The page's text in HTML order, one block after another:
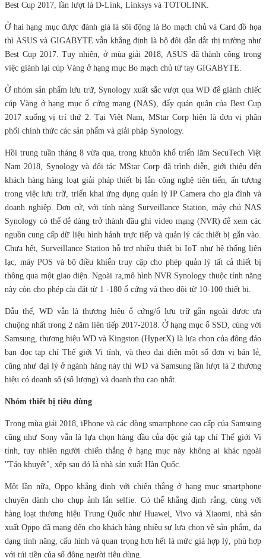
Best Cup 2017, lần lượt là D-Link, Linksys và TOTOLINK.
Ở hai hạng mục được đánh giá là sôi động là Bo mạch chủ và Card đồ họa
thì ASUS và GIGABYTE vẫn khẳng định là bộ đôi dẫn dắt thị trường như
Best Cup 2017. Tuy nhiên, ở mùa giải 2018, ASUS đã thành công trong
việc giành lại cúp Vàng ở hạng mục Bo mạch chủ từ tay GIGABYTE.
Ở nhóm sản phẩm lưu trữ, Synology xuất sắc vượt qua WD để giành chiếc
cúp Vàng ở hạng mục ổ cứng mạng (NAS), đẩy quán quân của Best Cup
2017 xuống vị trí thứ 2. Tại Việt Nam, MStar Corp hiện là đơn vị phân
phối chính thức các sản phẩm và giải pháp Synology.
Hồi trung tuần tháng 8 vừa qua, trong khuôn khổ triển lãm SecuTech Việt
Nam 2018, Synology và đối tác MStar Corp đã trình diễn, giới thiệu đến
khách hàng hàng loạt giải pháp thiết bị lẫn công nghệ tiên tiến, ấn tượng
trong việc lưu trữ, triển khai ứng dụng quản lý IP Camera cho gia đình và
doanh nghiệp. Đơn cử, với tính năng Surveillance Station, máy chủ NAS
Synology có thể dễ dàng trở thành đầu ghi video mạng (NVR) để xem các
nguồn cung cấp dữ liệu hình hảnh trực tiếp và quản lý các thiết bị gắn vào.
Chưa hết, Surveillance Station hỗ trợ nhiều thiết bị IoT như hệ thống liên
lạc, máy POS và bộ điều khiển truy cập cho phép quản lý tất cả thiết bị
thông qua một giao diện. Ngoài ra,mô hình NVR Synology thuộc tính năng
này còn cho phép cài đặt từ 1 -180 ổ cứng và theo dõi từ 10-100 thiết bị.
Dẫu thế, WD vẫn là thương hiệu ổ cứng/ổ lưu trữ gắn ngoài được ưa
chuộng nhất trong 2 năm liên tiếp 2017-2018. Ở hạng mục ổ SSD, cùng với
Samsung, thương hiệu WD và Kingston (HyperX) là lựa chọn của đông đảo
bạn đọc tạp chí Thế giới Vi tính, và theo đại diện một số đơn vị bán lẻ,
cũng như đại lý ở ngành hàng này thì WD và Samsung lần lượt là 2 thương
hiệu có doanh số (số lượng) và doanh thu cao nhất.
Nhóm thiết bị tiêu dùng
Trong mùa giải 2018, iPhone và các dòng smartphone cao cấp của Samsung
cũng như Sony vẫn là lựa chọn hàng đầu của độc giả tạp chí Thế giới Vi
tính, tuy nhiên người chiến thắng ở hạng mục này không ai khác ngoài
"Táo khuyết", xếp sau đó là nhà sản xuất Hàn Quốc.
Một lần nữa, Oppo khẳng định với chiến thắng ở hạng mục smartphone
chuyên dành cho chụp ảnh lẫn selfie. Có thể khẳng định rằng, cùng với
hàng loạt thương hiệu Trung Quốc như Huawei, Vivo và Xiaomi, nhà sản
xuất Oppo đã mang đến cho khách hàng nhiều sự lựa chọn về sản phẩm, đa
dạng tính năng, cấu hình và quan trọng hơn hết là mức giá hợp lý, phù hợp
với túi tiền của số đông người tiêu dùng.